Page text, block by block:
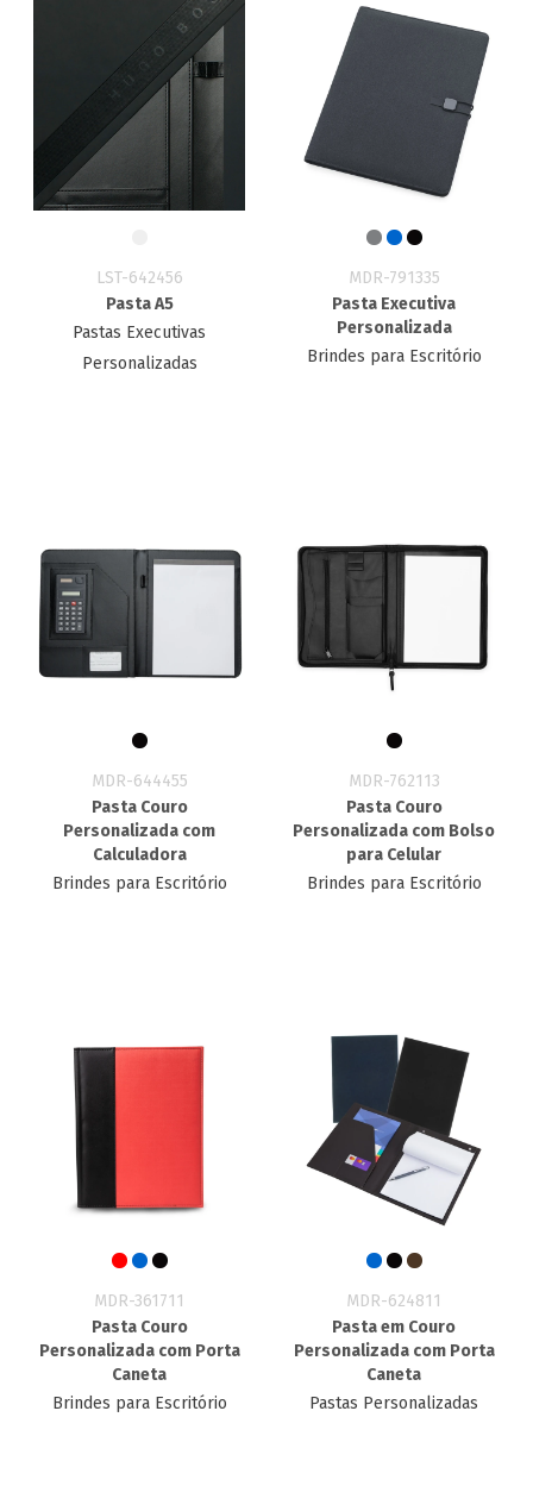
LST-642456
Pasta A5
Pastas Executivas
Personalizadas
MDR-791335
Pasta Executiva
Personalizada
Brindes para Escritório
MDR-644455
Pasta Couro
Personalizada com
Calculadora
Brindes para Escritório
MDR-762113
Pasta Couro
Personalizada com Bolso
para Celular
Brindes para Escritório
MDR-361711
Pasta Couro
Personalizada com Porta
Caneta
Brindes para Escritório
MDR-624811
Pasta em Couro
Personalizada com Porta
Caneta
Pastas Personalizadas